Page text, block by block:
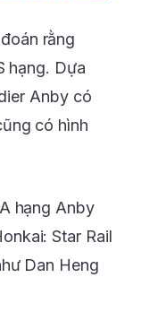
rằng
hạng. Dựa
Anby có
có hình
hạng Anby
Star Rail
Dan Heng